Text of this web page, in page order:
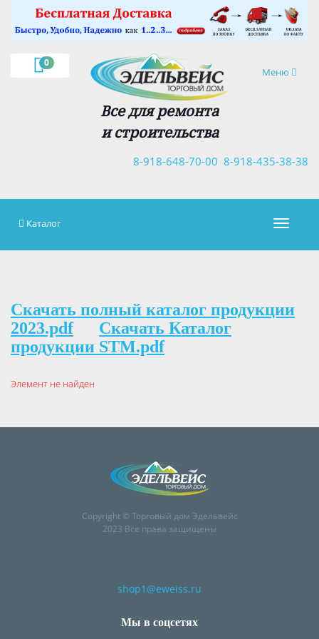
0
Навигация
Меню
Все для ремонта
и строительства
8-918-435-38-38
8-918-648-70-00
×
Каталог
Скачать полный каталог продукции
2023.pdf
Скачать Каталог
продукции STM.pdf
Элемент не найден
Copyright © Торговый дом Эдельвейс
2023 Все права защищены
shop1@eweiss.ru
Мы в соцсетях